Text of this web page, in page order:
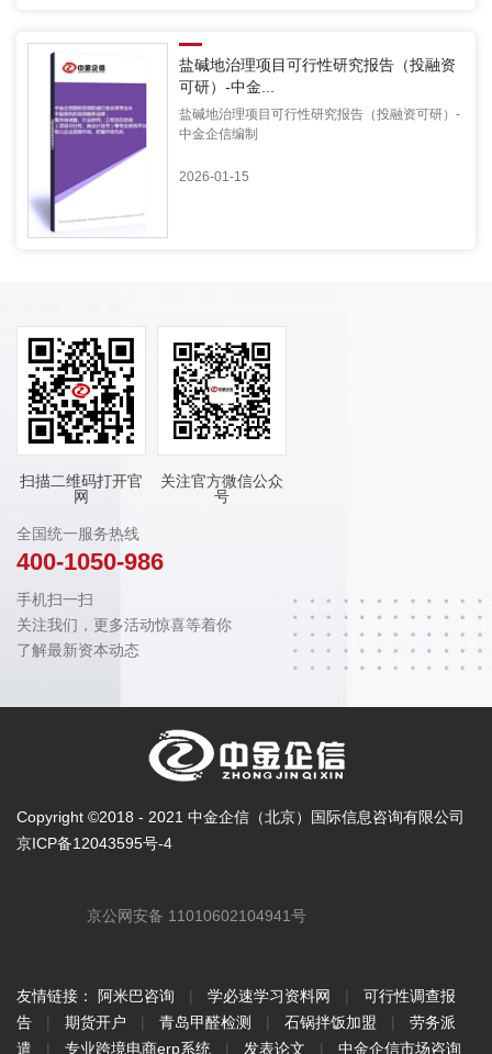
盐碱地治理项目可行性研究报告（投融资
可研）-中金...
盐碱地治理项目可行性研究报告（投融资可研）-
中金企信编制
2026-01-15
扫描二维码打开官
网
关注官方微信公众
号
全国统一服务热线
400-1050-986
手机扫一扫
关注我们，更多活动惊喜等着你
了解最新资本动态
Copyright ©2018 - 2021 中金企信（北京）国际信息咨询有限公司
京ICP备12043595号-4
京公网安备 11010602104941号
友情链接： 阿米巴咨询 | 学必速学习资料网 |
可行性调查报
告
| 期货开户 | 青岛甲醛检测 | 石锅拌饭加盟 |
劳务派
遣
| 专业跨境电商erp系统 | 发表论文 | 中金企信市场咨询